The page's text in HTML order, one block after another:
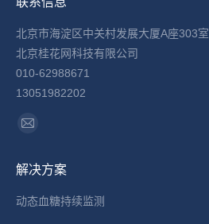
北京市海淀区中关村发展大厦A座303室
北京桂花网科技有限公司
010-62988671
13051982202
找到我们：
Mail
opens
in
解决方案
动态血糖持续监测